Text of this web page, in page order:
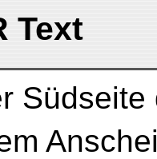
Text
Südseite